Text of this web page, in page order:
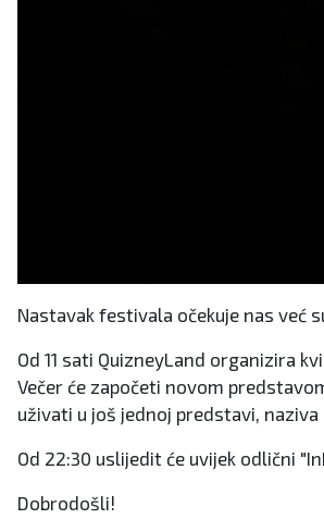
Nastavak festivala očekuje nas već
Od 11 sati QuizneyLand organizira
Večer će započeti novom
uživati u još jednoj predstavi, naziva
Od 22:30 uslijedit će uvijek odlični
Dobrodošli!